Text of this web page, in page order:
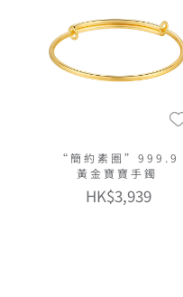
“簡約素圈”999.9
黃金寶寶手鐲
HK$3,939